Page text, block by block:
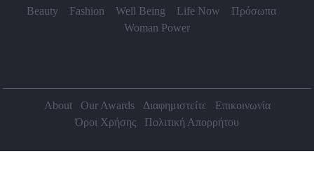
Beauty Fashion Well Being Life Now
Πρόσωπα
Woman Power
About Our Awards Διαφημιστείτε
Επικοινωνία
Όροι Χρήσης
Πολιτική Απορρήτου